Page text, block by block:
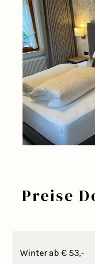
Preise
Winter ab € 53,-